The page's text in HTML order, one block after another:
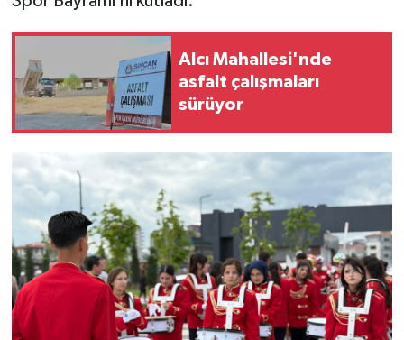
Alcı Mahallesi'nde
asfalt çalışmaları
sürüyor